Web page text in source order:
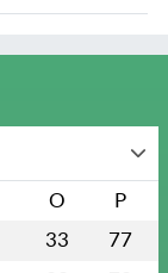
O P
33 77